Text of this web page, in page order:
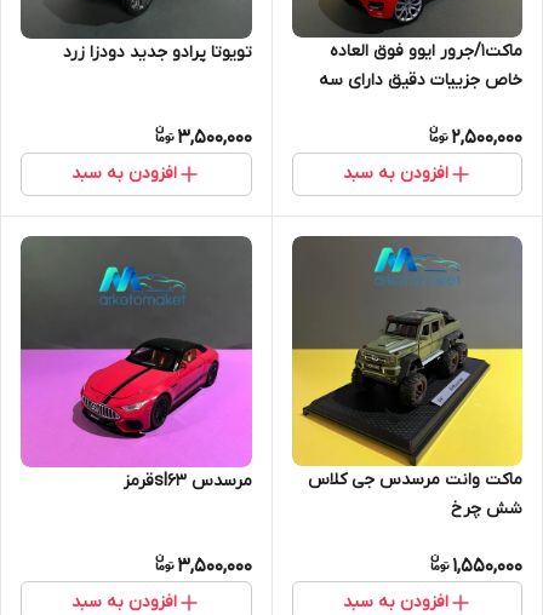
ماکت۱/جرور ایوو فوق العاده
خاص جزییات دقیق دارای سه
2,500,000
افزودن به سبد
تویوتا پرادو جدید دودزا زرد
3,500,000
افزودن به سبد
ماکت وانت مرسدس جی کلاس
شش چرخ
1,550,000
افزودن به سبد
مرسدس sl63قرمز
3,500,000
افزودن به سبد